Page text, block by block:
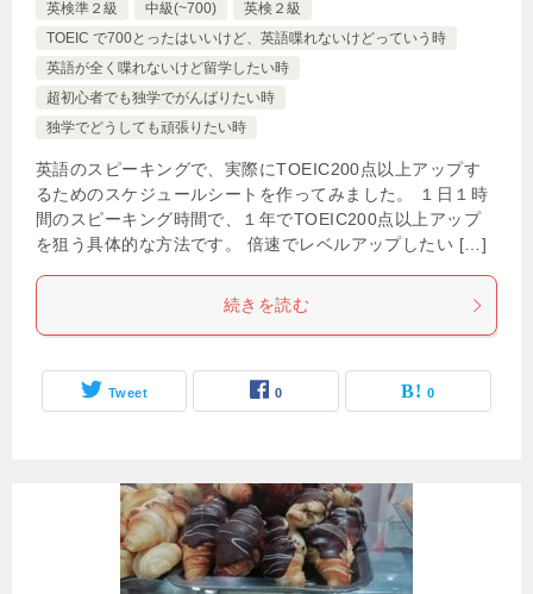
英検準２級
中級(~700)
英検２級
TOEIC で700とったはいいけど、英語喋れないけどっていう時
英語が全く喋れないけど留学したい時
超初心者でも独学でがんばりたい時
独学でどうしても頑張りたい時
英語のスピーキングで、実際にTOEIC200点以上アップす
るためのスケジュールシートを作ってみました。 １日１時
間のスピーキング時間で、１年でTOEIC200点以上アップ
を狙う具体的な方法です。 倍速でレベルアップしたい […]
続きを読む
Tweet 0 0